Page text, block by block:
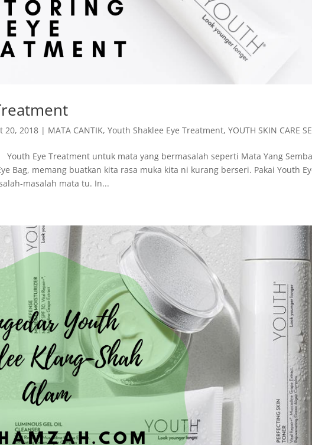
20, 2018 | MATA CANTIK,Youth Shaklee Eye Treatment,YOUTH SKIN CARE
Youth Eye Treatment untuk mata yang bermasalah seperti Mata Yang
Bag, memang buatkan kita rasa muka kita ni kurang berseri. Pakai Youth
masalah mata tu. In...